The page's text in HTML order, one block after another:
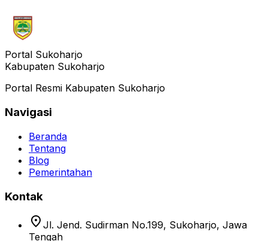
Portal Sukoharjo
Kabupaten Sukoharjo
Portal Resmi Kabupaten Sukoharjo
Navigasi
Beranda
Tentang
Blog
Pemerintahan
Kontak
location_on Jl. Jend. Sudirman No.199, Sukoharjo, Jawa
Tengah